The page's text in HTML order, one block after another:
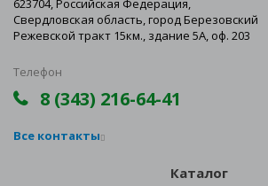
623704, Российская Федерация,
Свердловская область, город Березовский
Режевской тракт 15км., здание 5А, оф. 203
Телефон
8 (343) 216-64-41
Все контакты
Каталог